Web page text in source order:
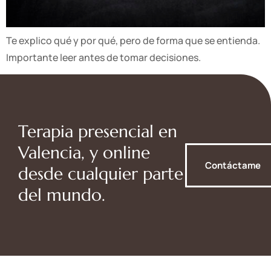
Te explico qué y por qué, pero de forma que se entienda.
Importante leer antes de tomar decisiones.
Terapia presencial en
Valencia, y online
desde cualquier parte
del mundo.
Contáctame